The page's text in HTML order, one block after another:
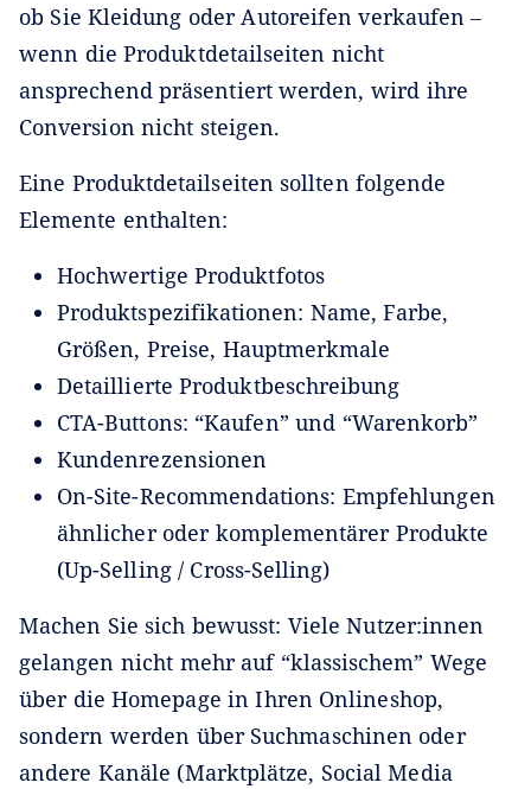
ob Sie Kleidung oder Autoreifen verkaufen ‒
wenn die Produktdetailseiten nicht
ansprechend präsentiert werden, wird ihre
Conversion nicht steigen.
Eine Produktdetailseiten sollten folgende
Elemente enthalten:
Hochwertige Produktfotos
Produktspezifikationen: Name, Farbe,
Größen, Preise, Hauptmerkmale
Detaillierte Produktbeschreibung
CTA-Buttons: “Kaufen” und “Warenkorb”
Kundenrezensionen
On-Site-Recommendations: Empfehlungen
ähnlicher oder komplementärer Produkte
(Up-Selling / Cross-Selling)
Machen Sie sich bewusst: Viele Nutzer:innen
gelangen nicht mehr auf “klassischem” Wege
über die Homepage in Ihren Onlineshop,
sondern werden über Suchmaschinen oder
andere Kanäle (Marktplätze, Social Media